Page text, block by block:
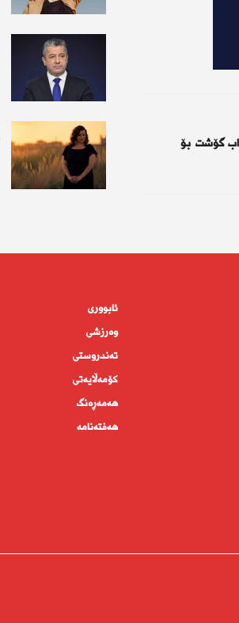
گۆشت بۆ
ئابوورى
وەرزشی
تەندروستى
كۆمه‌ڵايه‌تى
هەمەڕەنگ
هەفتەنامە